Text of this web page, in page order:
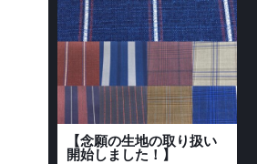
【念願の生地の取り扱い
開始しました！】